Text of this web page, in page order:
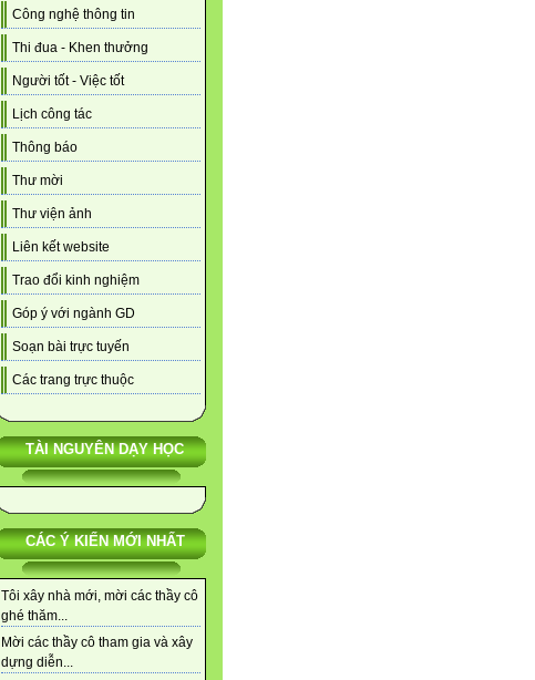
Công nghệ thông tin
Thi đua - Khen thưởng
Người tốt - Việc tốt
Lịch công tác
Thông báo
Thư mời
Thư viện ảnh
Liên kết website
Trao đổi kinh nghiệm
Góp ý với ngành GD
Soạn bài trực tuyến
Các trang trực thuộc
TÀI NGUYÊN DẠY HỌC
CÁC Ý KIẾN MỚI NHẤT
Tôi xây nhà mới, mời các thầy cô
ghé thăm...
Mời các thầy cô tham gia và xây
dựng diễn...